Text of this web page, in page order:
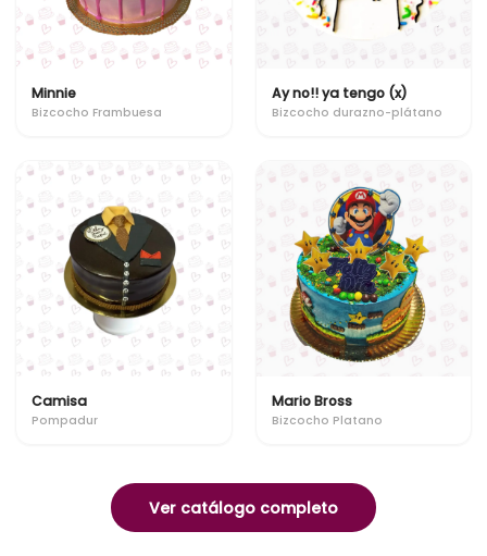
Minnie
Bizcocho Frambuesa
Ay no!! ya tengo (x)
Bizcocho durazno-plátano
Camisa
Pompadur
Mario Bross
Bizcocho Platano
Ver catálogo completo